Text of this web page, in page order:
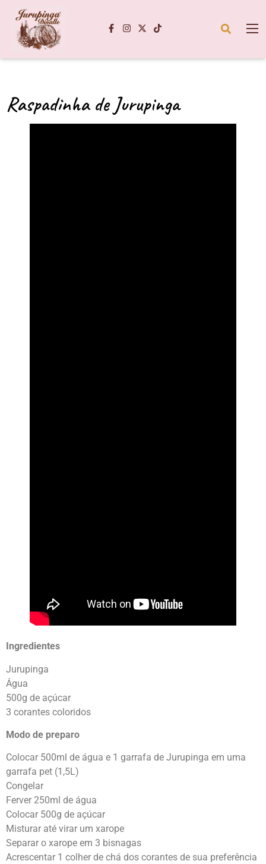
Raspadinha de Jurupinga
Ingredientes
Jurupinga
Água
500g de açúcar
3 corantes coloridos
Modo de preparo
Colocar 500ml de água e 1 garrafa de Jurupinga em uma
garrafa pet (1,5L)
Congelar
Ferver 250ml de água
Colocar 500g de açúcar
Misturar até virar um xarope
Separar o xarope em 3 bisnagas
Acrescentar 1 colher de chá dos corantes de sua preferência